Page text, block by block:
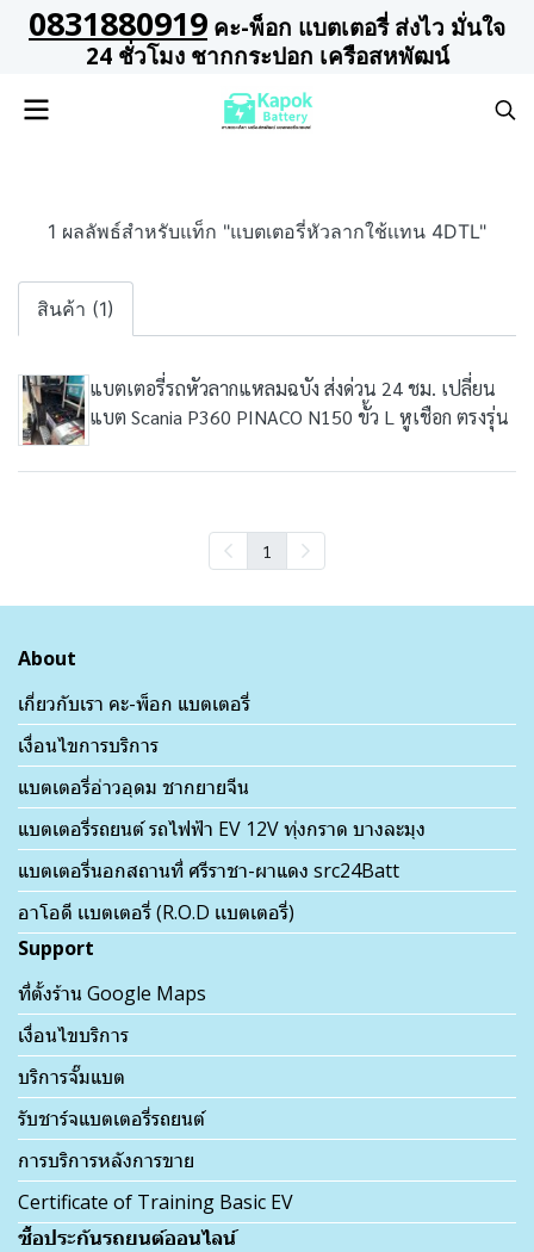
0831880919 คะ-พ็อก แบตเตอรี่ ส่งไว มั่นใจ
24 ชั่วโมง ชากกระปอก เครือสหพัฒน์
1 ผลลัพธ์สำหรับแท็ก "แบตเตอรี่หัวลากใช้เเทน 4DTL"
สินค้า (1)
แบตเตอรี่รถหัวลากแหลมฉบัง ส่งด่วน 24 ชม. เปลี่ยน
แบต Scania P360 PINACO N150 ขั้ว L หูเชือก ตรงรุ่น
1
About
เกี่ยวกับเรา คะ-พ็อก แบตเตอรี่
เงื่อนไขการบริการ
แบตเตอรี่อ่าวอุดม ชากยายจีน
แบตเตอรี่รถยนต์ รถไฟฟ้า EV 12V ทุ่งกราด บางละมุง
แบตเตอรี่นอกสถานที่ ศรีราชา-ผาแดง src24Batt
อาโอดี เเบตเตอรี่ (R.O.D เเบตเตอรี่)
Support
ที่ตั้งร้าน Google Maps
เงื่อนไขบริการ
บริการจั๊มแบต
รับชาร์จแบตเตอรี่รถยนต์
การบริการหลังการขาย
Certificate of Training Basic EV
ซื้อประกันรถยนต์ออนไลน์